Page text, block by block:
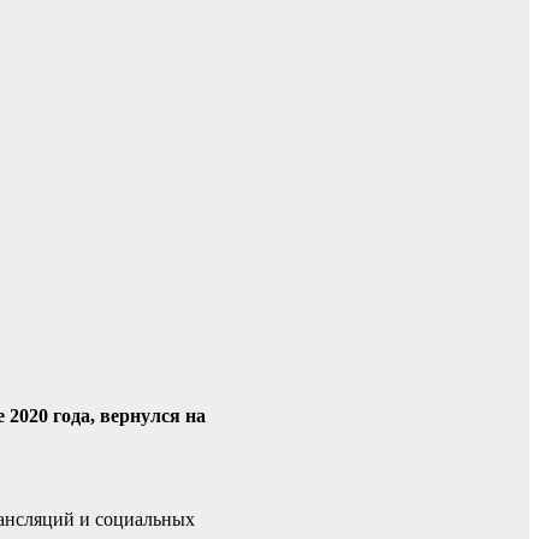
года, вернулся на
и социальных